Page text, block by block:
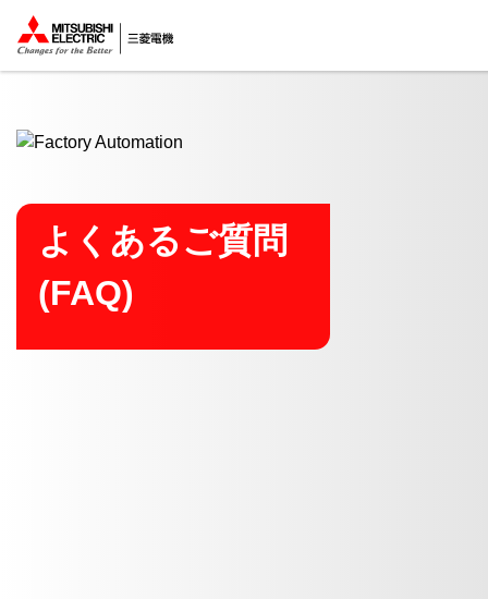
ここから本文
よくあるご質問
(FAQ)